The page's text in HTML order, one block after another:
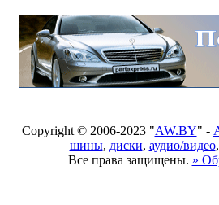
Copyright © 2006-2023 "AW.BY" -
шины, диски, аудио/видео,
Все права защищены. »